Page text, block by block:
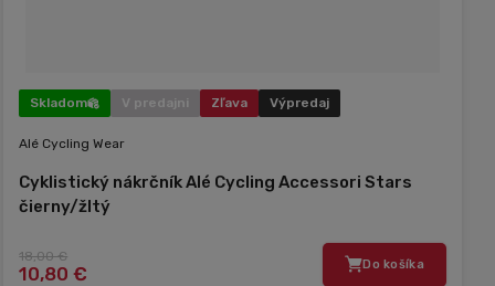
Skladom V predajni Zľava Výpredaj
Alé Cycling Wear
Cyklistický nákrčník Alé Cycling Accessori Stars
čierny/žltý
18,00 €
10,80 € Do košíka